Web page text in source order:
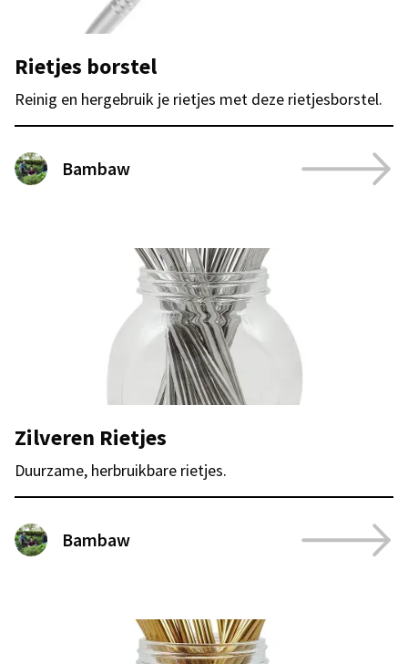
Rietjes borstel
Reinig en hergebruik je rietjes met deze rietjesborstel.
Bambaw
Zilveren Rietjes
Duurzame, herbruikbare rietjes.
Bambaw